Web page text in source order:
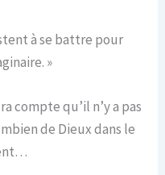
à se battre pour
»
compte qu’il n’y a pas
de Dieux dans le